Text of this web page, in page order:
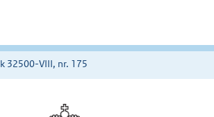
32500-VIII, nr. 175